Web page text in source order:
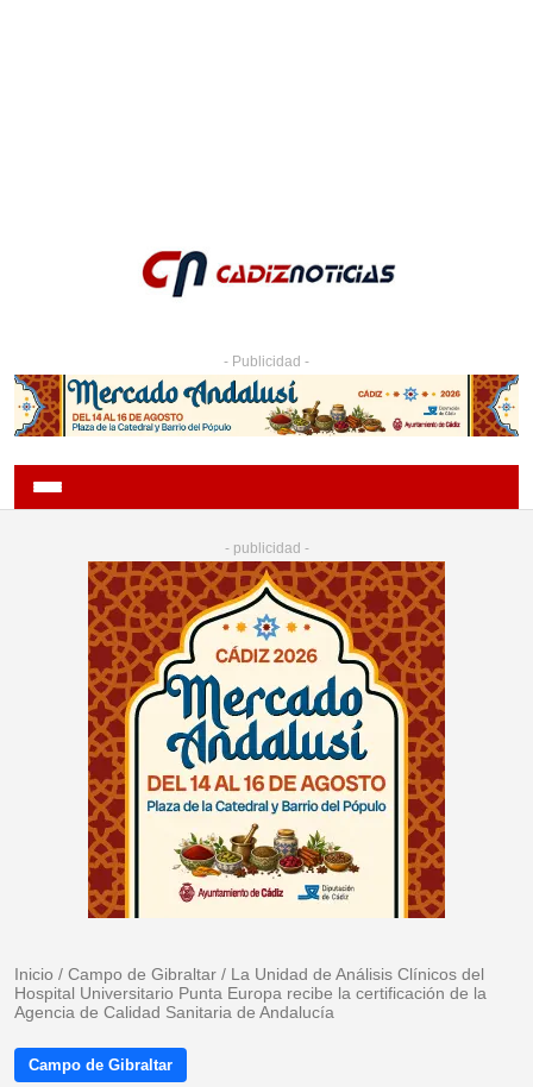
- Publicidad -
- publicidad -
Inicio / Campo de Gibraltar / La Unidad de Análisis Clínicos del
Hospital Universitario Punta Europa recibe la certificación de la
Agencia de Calidad Sanitaria de Andalucía
Campo de Gibraltar